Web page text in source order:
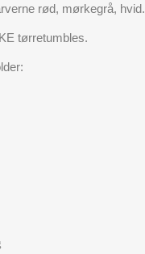
rød, mørkegrå, hvid.
tørretumbles.